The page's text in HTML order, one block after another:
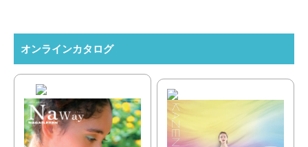
オンラインカタログ